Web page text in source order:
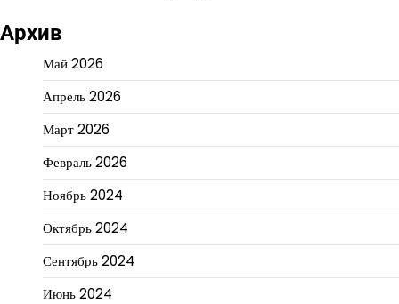
Архив
Май 2026
Апрель 2026
Март 2026
Февраль 2026
Ноябрь 2024
Октябрь 2024
Сентябрь 2024
Июнь 2024